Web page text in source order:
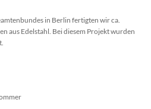
in Berlin fertigten wir ca.
aus Edelstahl. Bei diesem Projekt wurden